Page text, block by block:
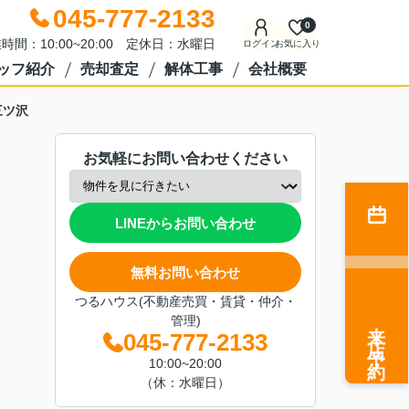
045-777-2133
間：10:00~20:00 定休日：水曜日 ログインお気に入り
0
フ紹介 売却査定 解体工事 会社概要
沢
お気軽にお問い合わせください
LINEからお問い合わせ
無料お問い合わせ
つるハウス(不動産売買・賃貸・仲介・
管理)
045-777-2133
10:00~20:00
（休：水曜日）
来店予約